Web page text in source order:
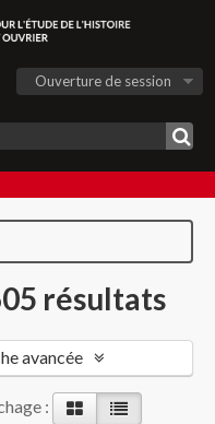
Ouverture de session
résultats
avancée
: